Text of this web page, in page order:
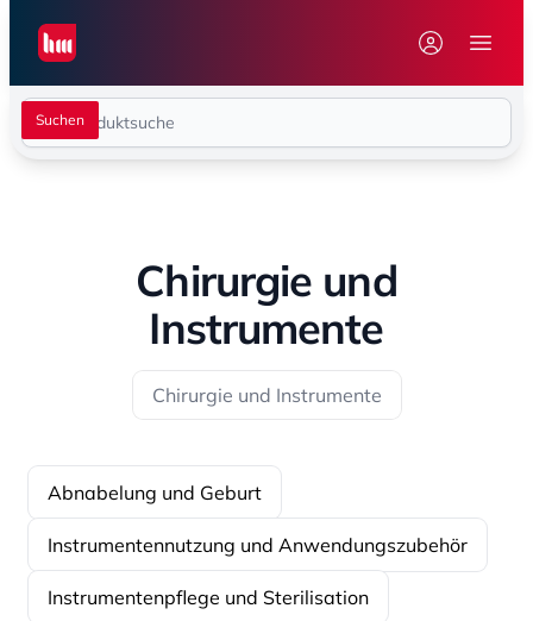
Seiwert GmbH
Menü
Chirurgie und
Instrumente
Chirurgie und Instrumente
Abnabelung und Geburt
Instrumentennutzung und Anwendungszubehör
Instrumentenpflege und Sterilisation